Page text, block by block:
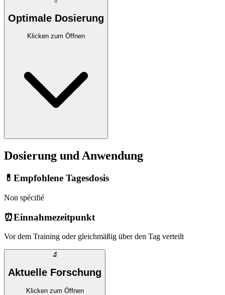
Optimale Dosierung
Klicken zum Öffnen
Dosierung und Anwendung
💊 Empfohlene Tagesdosis
Non spécifié
⏰Einnahmezeitpunkt
Vor dem Training oder gleichmäßig über den Tag verteilt
🔬
Aktuelle Forschung
Klicken zum Öffnen